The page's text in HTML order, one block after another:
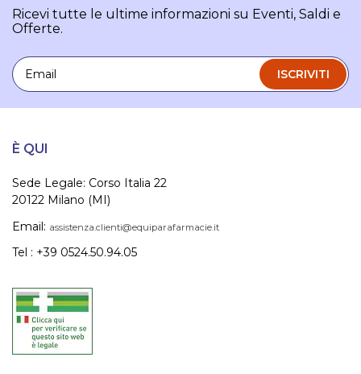
Ricevi tutte le ultime informazioni su Eventi, Saldi e
Offerte.
Email
ISCRIVITI
È QUI
Sede Legale: Corso Italia 22
20122 Milano (MI)
Email: assistenza.clienti@equiparafarmacie.it
Tel : +39 0524.50.94.05